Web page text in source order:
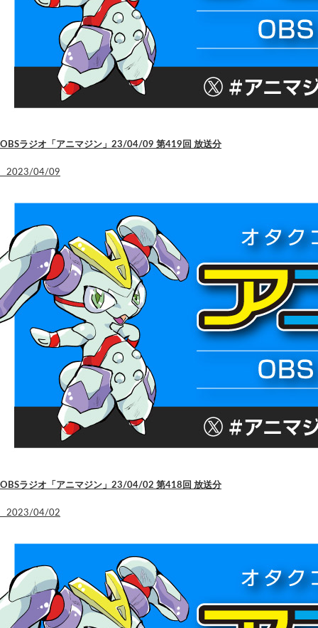
OBSラジオ「アニマジン」23/04/09 第419回 放送分
2023/04/09
OBSラジオ「アニマジン」23/04/02 第418回 放送分
2023/04/02